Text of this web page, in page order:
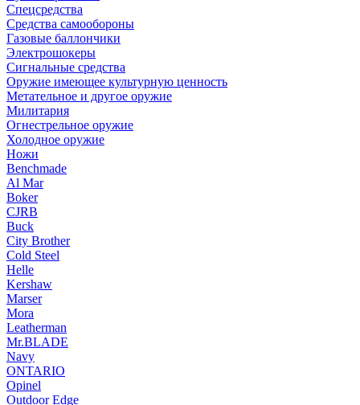
Спецсредства
Средства самообороны
Газовые баллончики
Электрошокеры
Сигнальные средства
Оружие имеющее культурную ценность
Метательное и другое оружие
Милитария
Огнестрельное оружие
Холодное оружие
Ножи
Benchmade
Al Mar
Boker
CJRB
Buck
City Brother
Cold Steel
Helle
Kershaw
Marser
Mora
Leatherman
Mr.BLADE
Navy
ONTARIO
Opinel
Outdoor Edge